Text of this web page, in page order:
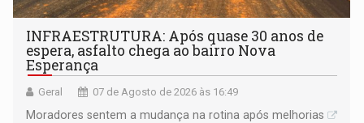
INFRAESTRUTURA: Após quase 30 anos de
espera, asfalto chega ao bairro Nova
Esperança
Geral 07 de Agosto de 2026 às 16:49
Moradores sentem a mudança na rotina após melhorias